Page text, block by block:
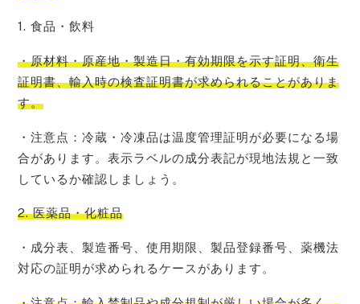
1. 食品・飲料
・原材料・原産地・製造日・有効期限を示す証明、衛生
証明書、輸入時の検査証明書が求められることがありま
す。
・注意点：冷蔵・冷凍品は温度管理証明が必要になる場
合があります。表示ラベルの成分表記が現地法規と一致
しているか確認しましょう。
2. 医薬品・化粧品
・成分表、製造番号、使用期限、製品登録番号、薬機法
対応の証明が求められるケースがあります。